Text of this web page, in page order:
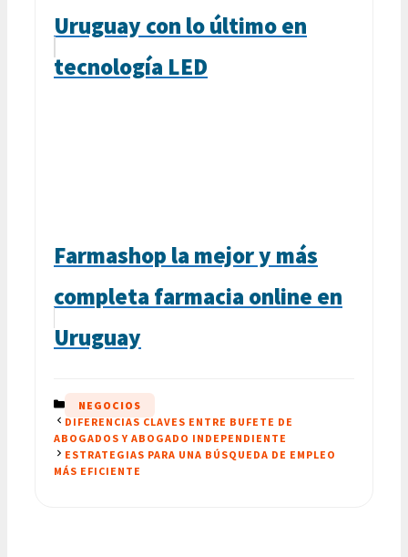
Uruguay con lo último en
tecnología LED
Farmashop la mejor y más
completa farmacia online en
Uruguay
CATEGORÍAS
NEGOCIOS
DIFERENCIAS CLAVES ENTRE BUFETE DE
ABOGADOS Y ABOGADO INDEPENDIENTE
ESTRATEGIAS PARA UNA BÚSQUEDA DE EMPLEO
MÁS EFICIENTE